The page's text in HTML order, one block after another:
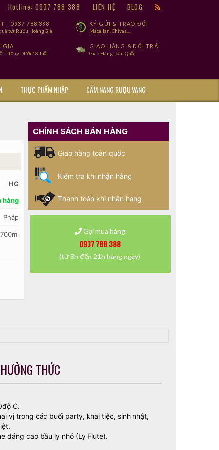
Hotline: 0937 788 388 LIÊN HỆ BLOG
- 0937 788 388
tết Rươu Hoàng Gia
GIA
Tượng Dưới 18 Tuổi
KÝ GỬI & TRAO ĐỔI
Macallan, Chivas,...
GIAO HÀNG & ĐỔI TRẢ
Giao Hàng Toàn Quốc
THỰC PHẨM NHẬP CẨM NANG RƯỢU VANG
HG
hàng
Pháp
700ml
CHÍNH SÁCH BÁN HÀNG
Giao hàng toàn quốc
Kiểm tra khi nhận hàng
Thanh toán khi nhận hàng
Gọi mua hàng
0937 788 388
(từ 8h đến 21h hàng ngày)
THỨC
C.
vị trong các buổi party, khai tiệc, sinh nhật,
dáng cao bầu ly nhỏ (Ly Flute).